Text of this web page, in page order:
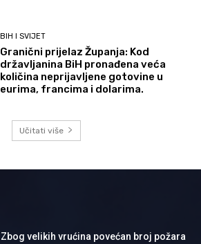
BIH I SVIJET
Granični prijelaz Županja: Kod
državljanina BiH pronađena veća
količina neprijavljene gotovine u
eurima, francima i dolarima.
Učitati više
Zbog velikih vrućina povećan broj požara